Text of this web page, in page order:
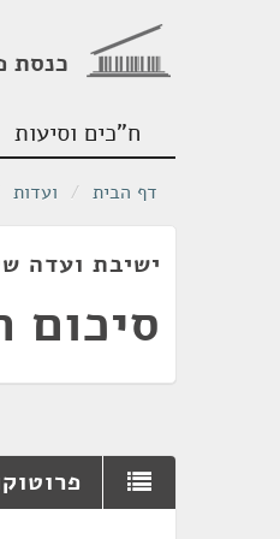
כנסת
ח"כים וסיעות
דף הבית / ועדות
ישיבת ועדה של הכנסת
סיכום